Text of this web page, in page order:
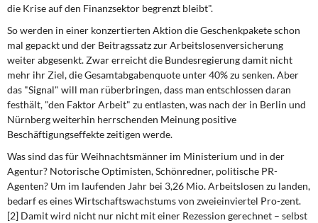
die Krise auf den Finanzsektor begrenzt bleibt".
So werden in einer konzertierten Aktion die Geschenkpakete schon
mal gepackt und der Beitragssatz zur Arbeitslosenversicherung
weiter abgesenkt. Zwar erreicht die Bun­desregierung damit nicht
mehr ihr Ziel, die Gesamtabgabenquote unter 40% zu senken. Aber
das "Signal" will man rüberbringen, dass man entschlossen daran
festhält, "den Faktor Arbeit" zu entlasten, was nach der in Berlin und
Nürnberg weiterhin herrschen­den Meinung positive
Beschäftigungseffekte zeitigen werde.
Was sind das für Weihnachtsmänner im Ministerium und in der
Agentur? Notorische Optimisten, Schönredner, politische PR-
Agenten? Um im laufenden Jahr bei 3,26 Mio. Arbeitslosen zu landen,
bedarf es eines Wirtschaftswachstums von zweieinviertel Pro-zent.
[2] Damit wird nicht nur nicht mit einer Rezession gerechnet – selbst